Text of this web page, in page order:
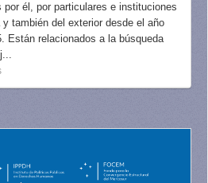
por él, por particulares e instituciones
y también del exterior desde el año
Están relacionados a la búsqueda